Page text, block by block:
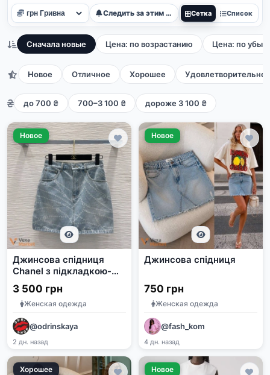
Следить за этим поискомСетка Список
Сначала новые Цена: по возрастанию Цена: по
Новое Отличное Хорошее Удовлетворительное
до 700 ₴ 700–3 100 ₴ дороже 3 100 ₴
Новое
Джинсова спідниця
Chanel з підкладкою-
шортиками
3 500 грн
Женская одежда
@odrinskaya
2 дн. назад
Новое
Джинсова спідниця
750 грн
Женская одежда
@fash_kom
4 дн. назад
Хорошее Новое